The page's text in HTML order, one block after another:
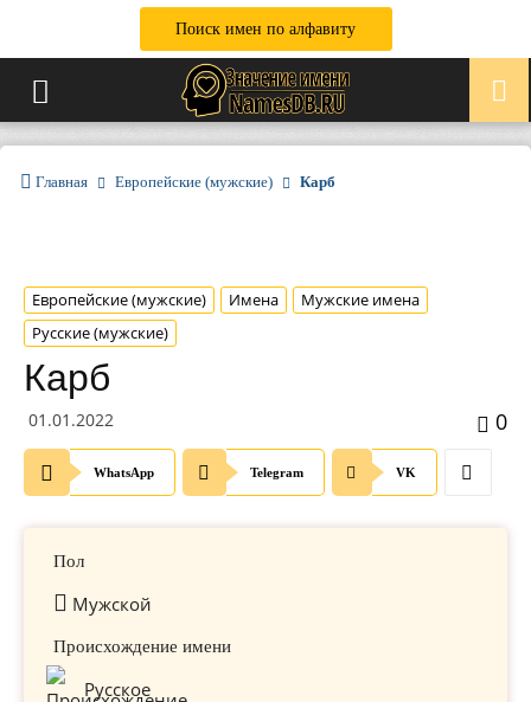
Поиск имен по алфавиту
Главная Европейские (мужские) Карб
Европейские (мужские) Имена
Мужские имена
Русские (мужские)
Карб
01.01.2022 0
WhatsApp Telegram VK
Пол
Мужской
Происхождение имени
Русское